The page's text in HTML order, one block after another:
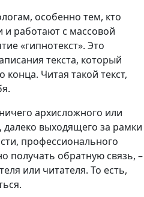
особенно тем, кто
и работают с массовой
«гипнотекст». Это
текста, который
конца. Читая такой текст,
архисложного или
далеко выходящего за рамки
профессионального
получать обратную связь, –
или читателя. То есть,